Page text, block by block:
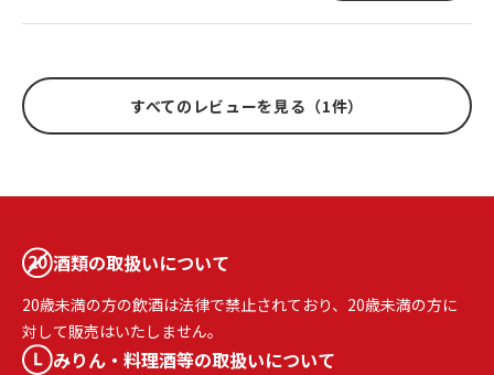
すべてのレビューを見る（1件）
酒類の取扱いについて
20歳未満の方の飲酒は法律で禁止されており、20歳未満の方に
対して販売はいたしません。
みりん・料理酒等の取扱いについて